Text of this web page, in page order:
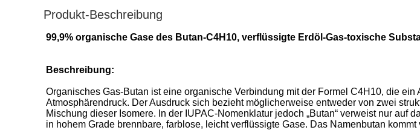
Produkt-Beschreibung
99,9% organische Gase des Butan-C4H10, verflüssigte Erdöl-Gas-toxische
Beschreibung:
Organisches Gas-Butan ist eine organische Verbindung mit der Formel C4H10, die
Atmosphärendruck. Der Ausdruck sich bezieht möglicherweise entweder von zwei
Mischung dieser Isomere. In der IUPAC-Nomenklatur jedoch „Butan“ verweist nur auf
in hohem Grade brennbare, farblose, leicht verflüssigte Gase. Das Namenbutan